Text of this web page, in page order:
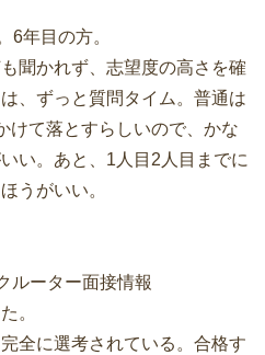
6年目の方。
聞かれず、志望度の高さを確
、ずっと質問タイム。普通は
けて落とすらしいので、かな
い。あと、1人目2人目までに
うがいい。
ルーター面接情報
。
全に選考されている。合格す